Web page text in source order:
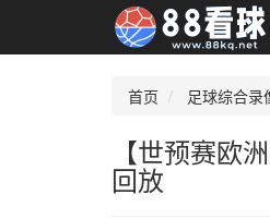
首页 足球综合录
【世预赛欧
回放